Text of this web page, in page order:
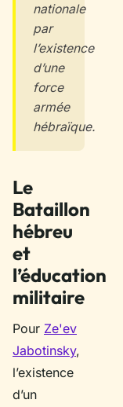
nationale
par
l’existence
d’une
force
armée
hébraïque.
Le
Bataillon
hébreu
et
l’éducation
militaire
Pour Ze'ev
Jabotinsky,
l’existence
d’un